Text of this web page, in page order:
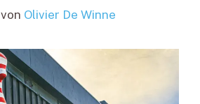
von Olivier De Winne